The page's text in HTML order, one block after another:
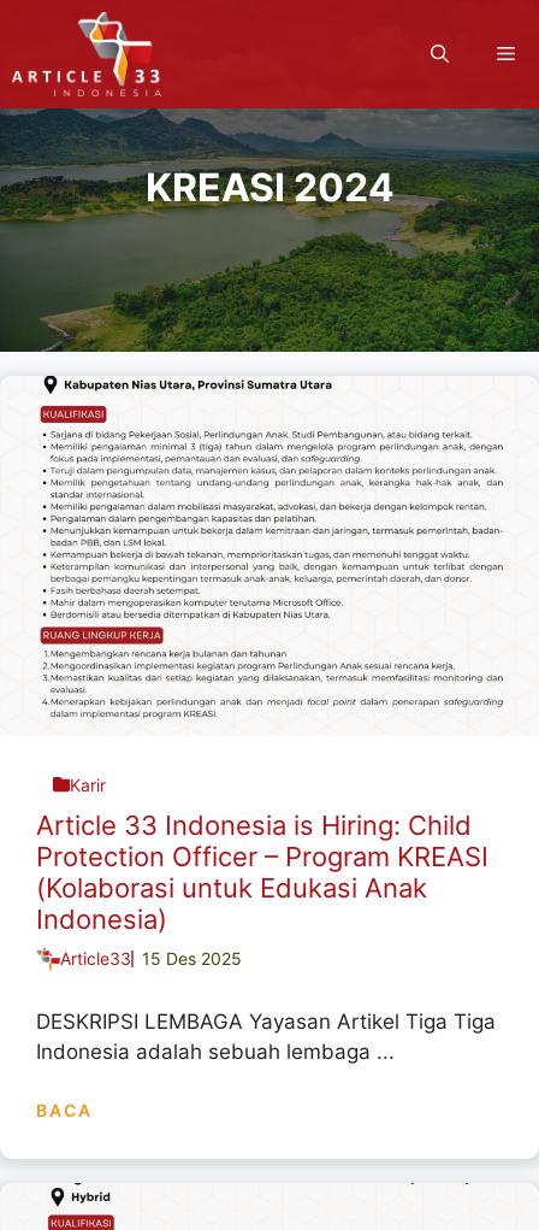
Langsung
isi
KREASI 2024
Karir
Article 33 Indonesia is Hiring: Child
Protection Officer – Program KREASI
(Kolaborasi untuk Edukasi Anak
Indonesia)
Article33 15 Des 2025
DESKRIPSI LEMBAGA Yayasan Artikel Tiga Tiga
Indonesia adalah sebuah lembaga ...
BACA